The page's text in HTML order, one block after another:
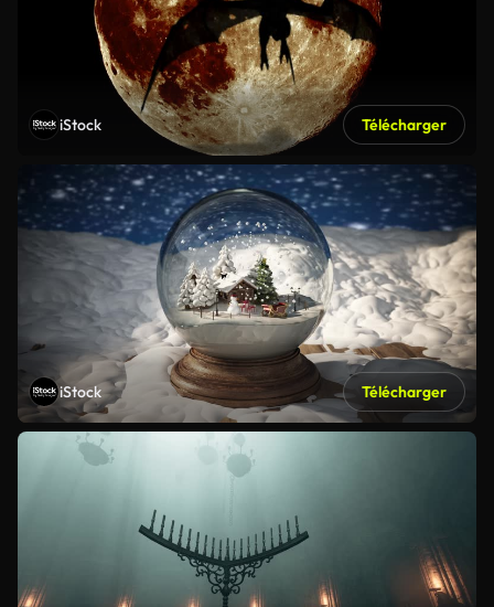
iStock Télécharger
iStock Télécharger